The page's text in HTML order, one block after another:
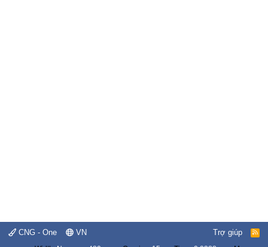
CNG - One VN Trợ giúp
R